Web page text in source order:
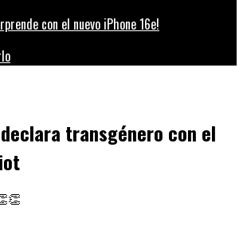
con el nuevo iPhone 16e!
transgénero con el